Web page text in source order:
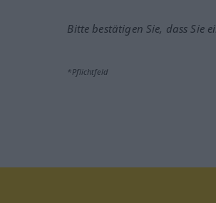
Bitte bestätigen Sie, dass Sie
*Pflichtfeld